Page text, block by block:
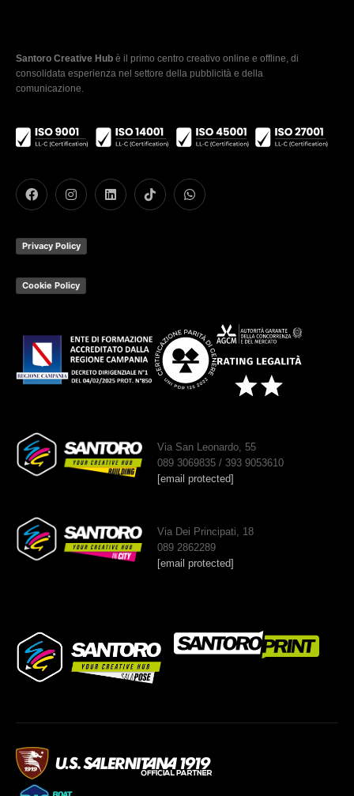
Santoro Creative Hub è il primo centro creativo online e offline, di
consolidata esperienza nel settore della pubblicità e della
comunicazione.
Privacy Policy
Cookie Policy
Via San Leonardo, 55
089 3069835 / 393 9053610
[email protected]
Via Dei Principati, 18
089 2862289
[email protected]